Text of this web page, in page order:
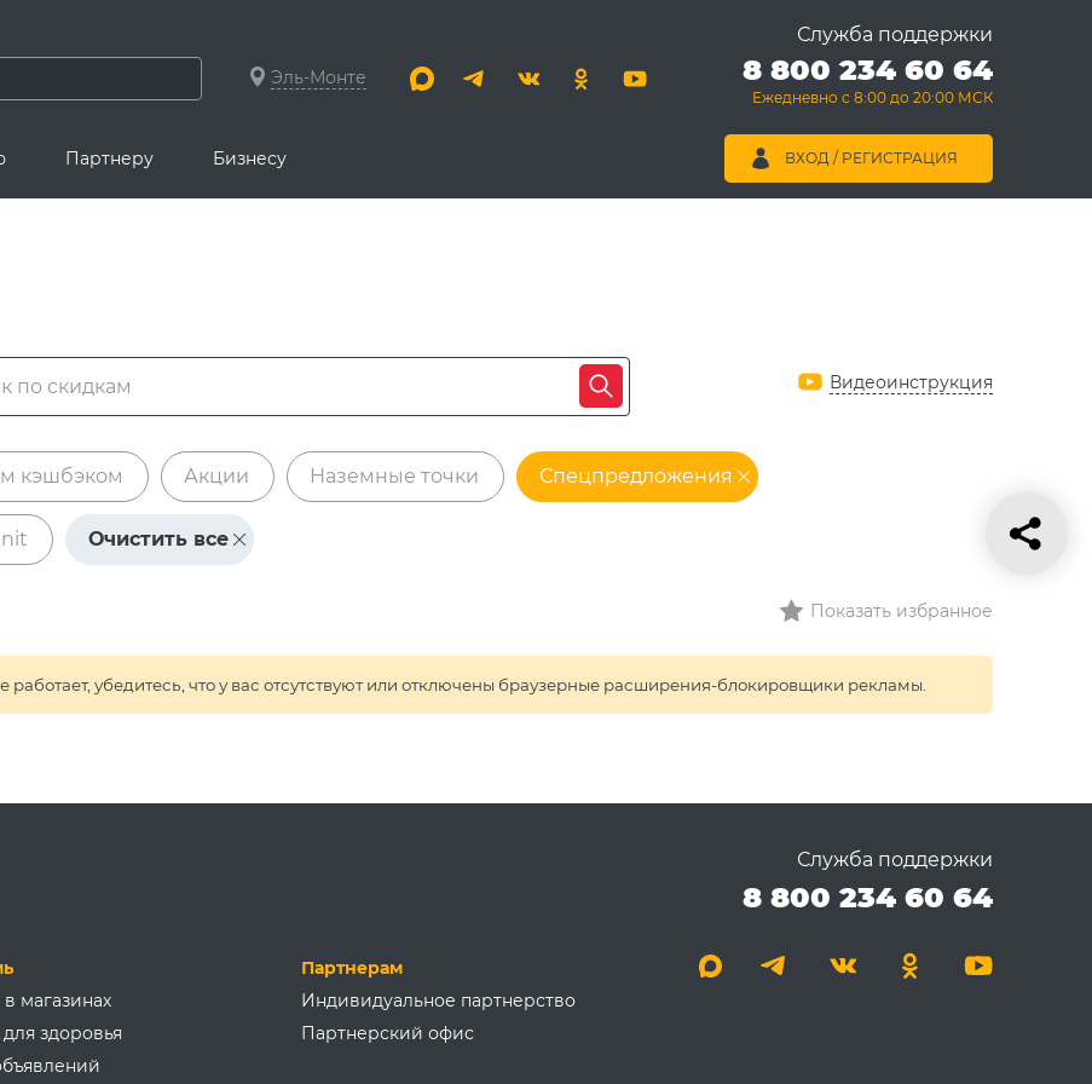
Эль-Монте
Служба поддержки
8 800 234 60 64
Ежедневно с 8:00 до 20:00 МСК
Партнеру Бизнесу ВХОД / РЕГИСТРАЦИЯ
Видеоинструкция
кэшбэком Акции Наземные точки Спецпредложения
Очистить все
Показать избранное
убедитесь, что у вас отсутствуют или отключены браузерные расширения-блокировщики рекламы.
Служба поддержки
8 800 234 60 64
магазинах
здоровья
Партнерам
Индивидуальное партнерство
Партнерский офис